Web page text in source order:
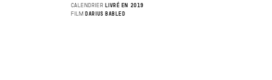
calendrier
livré en 2019
FILM DARIUS BABLED